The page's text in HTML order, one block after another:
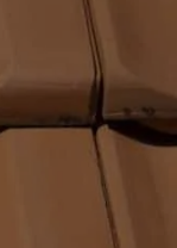
Urgence fuite de
toiture 24